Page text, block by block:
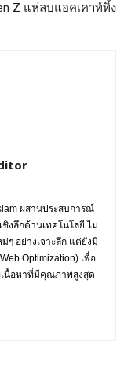
Z แห่ลบแอคเคาท์ทิ้ง
ผสานประสบการณ์
งลึกด้านเทคโนโลยี ไม่
ๆ อย่างเจาะลึก แต่ยังมี
Optimization) เพื่อ
เนื้อหาที่มีคุณภาพสูงสุด